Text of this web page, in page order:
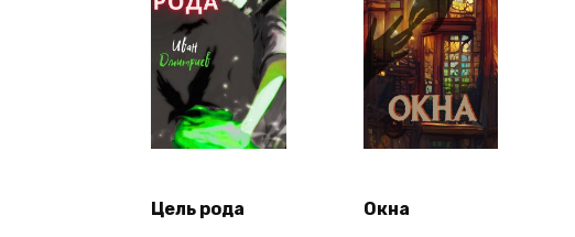
Цель рода Окна